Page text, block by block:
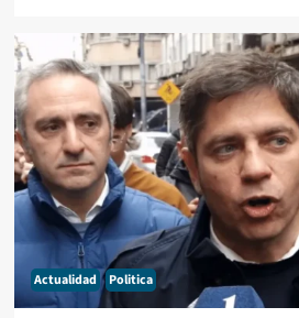
Actualidad Politica